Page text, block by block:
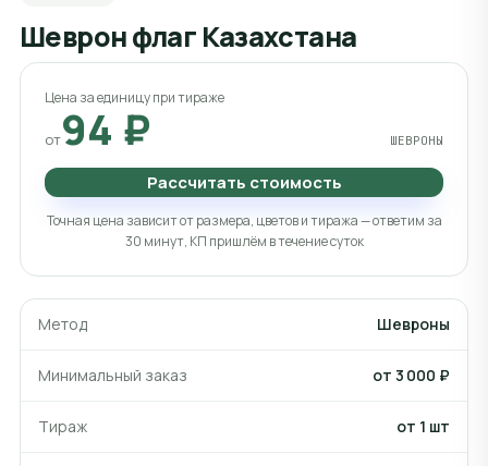
Шеврон флаг Казахстана
Цена за единицу при тираже
от94 ₽ ШЕВРОНЫ
Рассчитать стоимость
Точная цена зависит от размера, цветов и тиража — ответим за
30 минут, КП пришлём в течение суток
Метод Шевроны
Минимальный заказ от 3 000 ₽
Тираж от 1 шт